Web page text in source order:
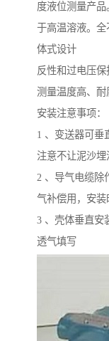
度液位测量产
于高温溶液。
体式设计
反性和过电压保
测量温度高、耐
安装注意事项：
1 、变送器可垂
注意不让泥沙
2 、导气电缆除
气补偿用，安
3 、壳体垂直安
透气填写